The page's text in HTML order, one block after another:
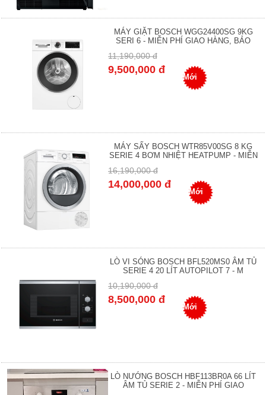
MÁY GIẶT BOSCH WGG24400SG 9KG
SERI 6 - MIỄN PHÍ GIAO HÀNG, BẢO
11,190,000 đ
9,500,000 đ
Mới
MÁY SẤY BOSCH WTR85V00SG 8 KG
SERIE 4 BƠM NHIỆT HEATPUMP - MIỄN
16,190,000 đ
14,000,000 đ
Mới
LÒ VI SÓNG BOSCH BFL520MS0 ÂM TỦ
SERIE 4 20 LÍT AUTOPILOT 7 - M
10,190,000 đ
8,500,000 đ
Mới
LÒ NƯỚNG BOSCH HBF113BR0A 66 LÍT
ÂM TỦ SERIE 2 - MIỄN PHÍ GIAO